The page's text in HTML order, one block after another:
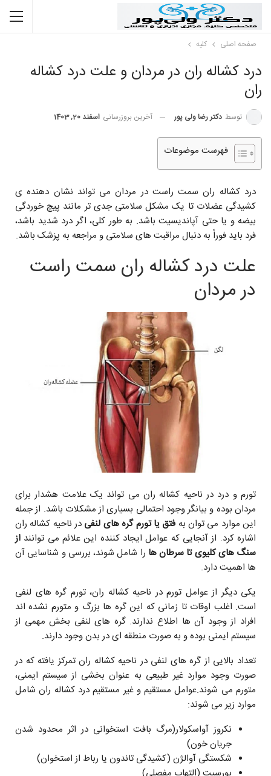
صفحه اصلی کلیه
درد کشاله ران در مردان و علت درد کشاله
ران
توسط دکتر رضا ولی پور آخرین بروزرسانی اسفند 20, 1403
فهرست موضوعات
درد کشاله ران سمت راست در مردان می تواند نشان دهنده ی
کشیدگی عضلات تا یک مشکل سلامتی جدی تر مانند پیچ خوردگی
بیضه و یا حتی آپاندیسیت باشد. به طور کلی، اگر درد شدید باشد،
فرد باید فوراً به دنبال مراقبت های سلامتی و مراجعه به پزشک باشد.
علت درد کشاله ران سمت راست
در مردان
تورم و درد در ناحیه کشاله ران می تواند یک علامت هشدار برای
مردان بوده و بیانگر وجود احتمالی بسیاری از مشکلات باشد. از جمله
این موارد می توان به فتق یا تورم گره های لنفی در ناحیه کشاله ران
اشاره کرد. از آنجایی که عوامل ایجاد کننده این علائم می توانند از
سنگ های کلیوی تا سرطان ها را شامل شوند، بررسی و شناسایی آن
ها اهمیت دارد.
یکی دیگر از عوامل تورم در ناحیه کشاله ران، تورم گره های لنفی
است. اغلب اوقات تا زمانی که این گره ها بزرگ و متورم نشده اند
افراد از وجود آن ها اطلاع ندارند. گره های لنفی بخش مهمی از
سیستم ایمنی بوده و به صورت منطقه ای در بدن وجود دارند.
تعداد بالایی از گره های لنفی در ناحیه کشاله ران تمرکز یافته که در
صورت وجود موارد غیر طبیعی به عنوان بخشی از سیستم ایمنی،
متورم می شوند.عوامل مستقیم و غیر مستقیم درد کشاله ران شامل
موارد زیر می شوند:
نکروز آواسکولار(مرگ بافت استخوانی در اثر محدود شدن
جریان خون)
شکستگی آوالژن (کشیدگی تاندون یا رباط از استخوان)